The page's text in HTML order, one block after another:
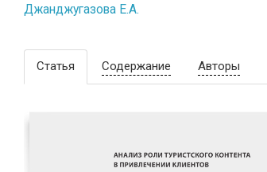
Джанджугазова Е.А.
Статья Содержание Авторы